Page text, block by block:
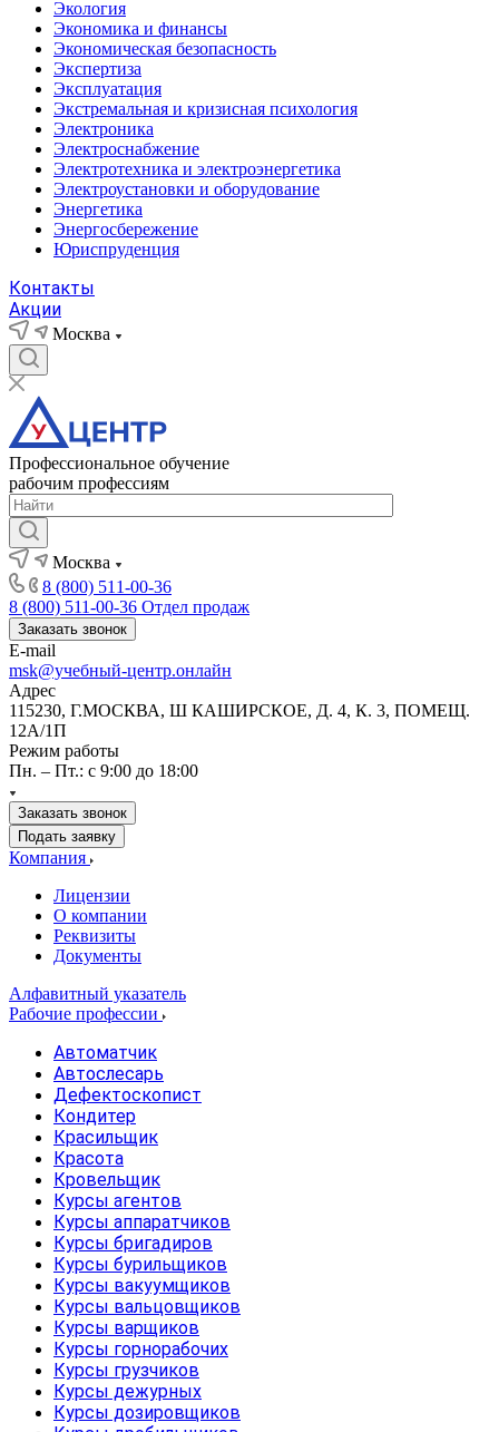
Экология
Экономика и финансы
Экономическая безопасность
Экспертиза
Эксплуатация
Экстремальная и кризисная психология
Электроника
Электроснабжение
Электротехника и электроэнергетика
Электроустановки и оборудование
Энергетика
Энергосбережение
Юриспруденция
Контакты
Акции
Москва
Профессиональное обучение
рабочим профессиям
Москва
8 (800) 511-00-36
8 (800) 511-00-36 Отдел продаж
Заказать звонок
E-mail
msk@учебный-центр.онлайн
Адрес
115230, Г.МОСКВА, Ш КАШИРСКОЕ, Д. 4, К. 3, ПОМЕЩ.
12А/1П
Режим работы
Пн. – Пт.: с 9:00 до 18:00
Заказать звонок
Подать заявку
Компания
Лицензии
О компании
Реквизиты
Документы
Алфавитный указатель
Рабочие профессии
Автоматчик
Автослесарь
Дефектоскопист
Кондитер
Красильщик
Красота
Кровельщик
Курсы агентов
Курсы аппаратчиков
Курсы бригадиров
Курсы бурильщиков
Курсы вакуумщиков
Курсы вальцовщиков
Курсы варщиков
Курсы горнорабочих
Курсы грузчиков
Курсы дежурных
Курсы дозировщиков